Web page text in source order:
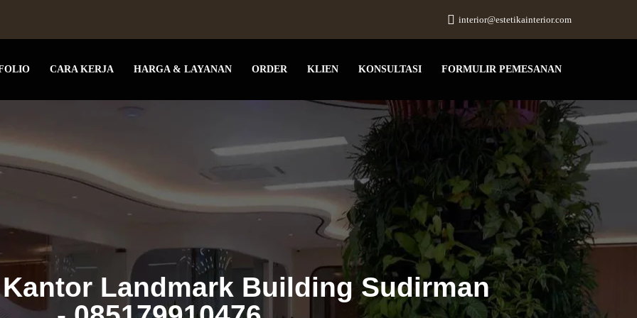
interior@estetikainterior.com
CARA KERJA HARGA & LAYANAN ORDER KLIEN KONSULTASI FORMULIR PEMESANAN
Landmark Building Sudirman